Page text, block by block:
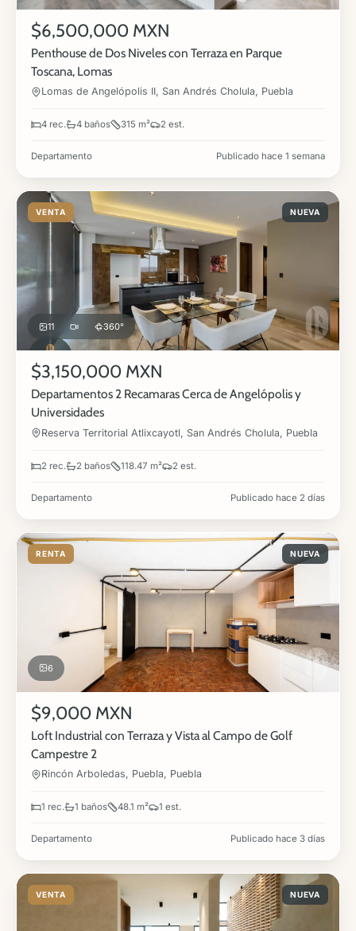
$6,500,000 MXN
Penthouse de Dos Niveles con Terraza en Parque
Toscana, Lomas
Lomas de Angelópolis II, San Andrés Cholula, Puebla
4 rec. 4 baños 315 m² 2 est.
Departamento Publicado hace 1 semana
VENTA NUEVA
11 360°
$3,150,000 MXN
Departamentos 2 Recamaras Cerca de Angelópolis y
Universidades
Reserva Territorial Atlixcayotl, San Andrés Cholula, Puebla
2 rec. 2 baños 118.47 m² 2 est.
Departamento Publicado hace 2 días
RENTA NUEVA
6
$9,000 MXN
Loft Industrial con Terraza y Vista al Campo de Golf
Campestre 2
Rincón Arboledas, Puebla, Puebla
1 rec. 1 baños 48.1 m² 1 est.
Departamento Publicado hace 3 días
VENTA NUEVA